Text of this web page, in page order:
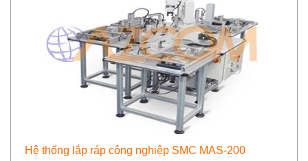
Hệ thống lắp ráp công nghiệp SMC MAS-200